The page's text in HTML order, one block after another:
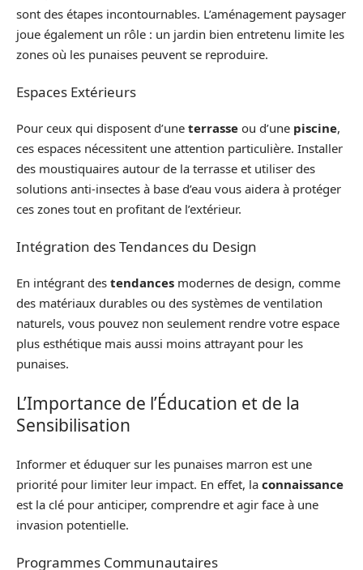
sont des étapes incontournables. L’aménagement paysager
joue également un rôle : un jardin bien entretenu limite les
zones où les punaises peuvent se reproduire.
Espaces Extérieurs
Pour ceux qui disposent d’une terrasse ou d’une piscine,
ces espaces nécessitent une attention particulière. Installer
des moustiquaires autour de la terrasse et utiliser des
solutions anti-insectes à base d’eau vous aidera à protéger
ces zones tout en profitant de l’extérieur.
Intégration des Tendances du Design
En intégrant des tendances modernes de design, comme
des matériaux durables ou des systèmes de ventilation
naturels, vous pouvez non seulement rendre votre espace
plus esthétique mais aussi moins attrayant pour les
punaises.
L’Importance de l’Éducation et de la
Sensibilisation
Informer et éduquer sur les punaises marron est une
priorité pour limiter leur impact. En effet, la connaissance
est la clé pour anticiper, comprendre et agir face à une
invasion potentielle.
Programmes Communautaires